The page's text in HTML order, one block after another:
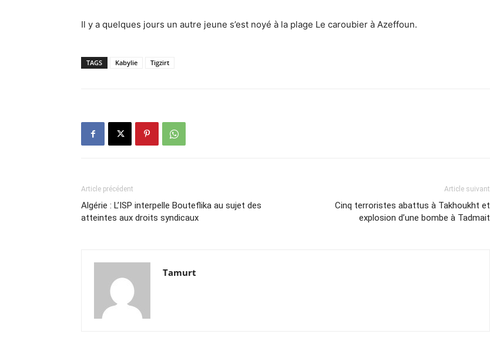
Il y a quelques jours un autre jeune s’est noyé à la plage Le caroubier à Azeffoun.
TAGS Kabylie Tigzirt
Article précédent
Algérie : L’ISP interpelle Bouteflika au sujet des
atteintes aux droits syndicaux
Article suivant
Cinq terroristes abattus à Takhoukht et
explosion d’une bombe à Tadmait
Tamurt